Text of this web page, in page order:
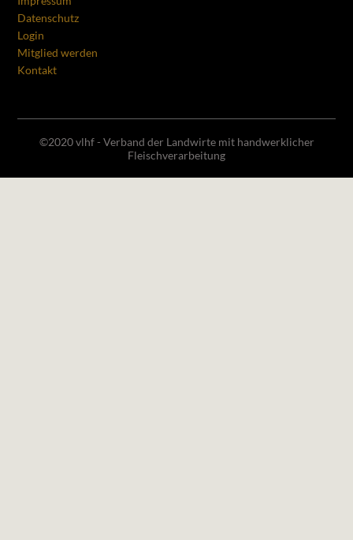
Datenschutz
Login
Mitglied werden
Kontakt
©2020 vlhf - Verband der Landwirte mit handwerklicher
Fleischverarbeitung